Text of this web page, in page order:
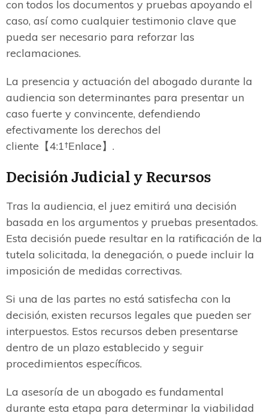
con todos los documentos y pruebas apoyando el
caso, así como cualquier testimonio clave que
pueda ser necesario para reforzar las
reclamaciones.
La presencia y actuación del abogado durante la
audiencia son determinantes para presentar un
caso fuerte y convincente, defendiendo
efectivamente los derechos del
cliente【4:1†Enlace】.
Decisión Judicial y Recursos
Tras la audiencia, el juez emitirá una decisión
basada en los argumentos y pruebas presentados.
Esta decisión puede resultar en la ratificación de la
tutela solicitada, la denegación, o puede incluir la
imposición de medidas correctivas.
Si una de las partes no está satisfecha con la
decisión, existen recursos legales que pueden ser
interpuestos. Estos recursos deben presentarse
dentro de un plazo establecido y seguir
procedimientos específicos.
La asesoría de un abogado es fundamental
durante esta etapa para determinar la viabilidad